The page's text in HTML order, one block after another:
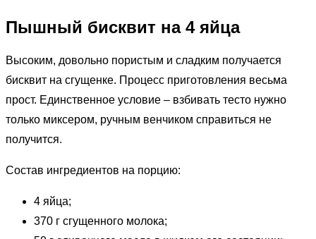
Пышный бисквит на 4 яйца
Высоким, довольно пористым и сладким получается
бисквит на сгущенке. Процесс приготовления весьма
прост. Единственное условие – взбивать тесто нужно
только миксером, ручным венчиком справиться не
получится.
Состав ингредиентов на порцию:
4 яйца;
370 г сгущенного молока;